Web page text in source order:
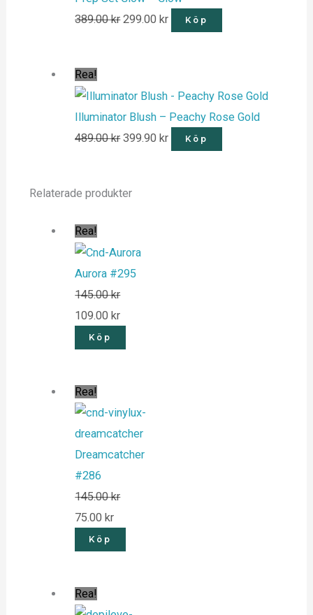
389.00kr 299.00kr Köp
Rea!
Illuminator Blush – Peachy Rose Gold
489.00kr 399.90kr Köp
Relaterade produkter
Rea!
Aurora #295
145.00kr
109.00kr
Köp
Rea!
Dreamcatcher
#286
145.00kr
75.00 kr
Köp
Rea!